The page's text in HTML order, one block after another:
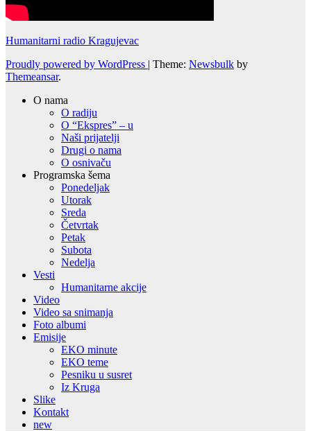
Humanitarni radio Kragujevac
Proudly powered by WordPress | Theme: Newsbulk by
Themeansar.
O nama
O radiju
O “Ekspres” – u
Naši prijatelji
Drugi o nama
O osnivaču
Programska šema
Ponedeljak
Utorak
Sreda
Četvrtak
Petak
Subota
Nedelja
Vesti
Humanitarne akcije
Video
Video sa snimanja
Foto albumi
Emisije
EKO minute
EKO teme
Pesniku u susret
Iz Kruga
Slike
Kontakt
new